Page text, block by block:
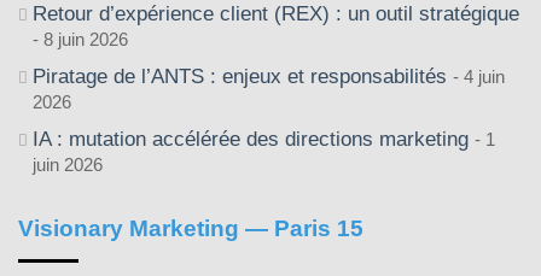
Retour d’expérience client (REX) : un outil stratégique
8 juin 2026
Piratage de l’ANTS : enjeux et responsabilités
4 juin
2026
IA : mutation accélérée des directions marketing
1
juin 2026
Visionary Marketing — Paris 15